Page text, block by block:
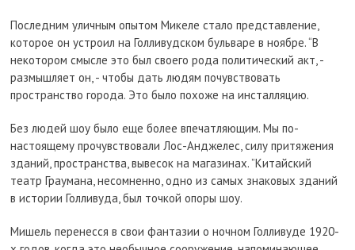
Последним уличным опытом Микеле стало представление,
которое он устроил на Голливудском бульваре в ноябре. “В
некотором смысле это был своего рода политический акт, -
размышляет он, - чтобы дать людям почувствовать
пространство города. Это было похоже на инсталляцию.
Без людей шоу было еще более впечатляющим. Мы по-
настоящему прочувствовали Лос-Анджелес, силу притяжения
зданий, пространства, вывесок на магазинах. ”Китайский
театр Граумана, несомненно, одно из самых знаковых зданий
в истории Голливуда, был точкой опоры шоу.
Мишель перенесся в свои фантазии о ночном Голливуде 1920-